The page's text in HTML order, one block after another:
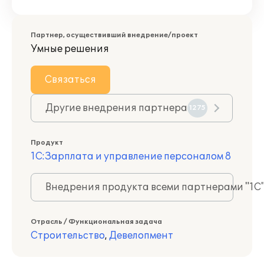
Партнер, осуществивший внедрение/проект
Умные решения
Связаться
Другие внедрения партнера 1275
Продукт
1С:Зарплата и управление персоналом 8
Внедрения продукта всеми партнерами
Отрасль / Функциональная задача
Строительство, Девелопмент